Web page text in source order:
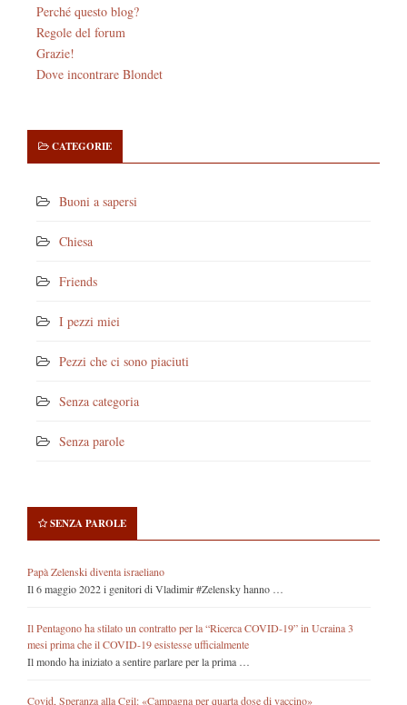
Perché questo blog?
Regole del forum
Grazie!
Dove incontrare Blondet
CATEGORIE
Buoni a sapersi
Chiesa
Friends
I pezzi miei
Pezzi che ci sono piaciuti
Senza categoria
Senza parole
SENZA PAROLE
Papà Zelenski diventa israeliano
Il 6 maggio 2022 i genitori di Vladimir #Zelensky hanno …
Il Pentagono ha stilato un contratto per la “Ricerca COVID-19” in Ucraina 3
mesi prima che il COVID-19 esistesse ufficialmente
Il mondo ha iniziato a sentire parlare per la prima …
Covid, Speranza alla Cgil: «Campagna per quarta dose di vaccino»